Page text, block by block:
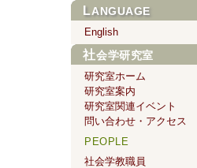
LANGUAGE
English
社会学研究室
研究室ホーム
研究室案内
研究室関連イベント
問い合わせ・アクセス
PEOPLE
社会学教職員